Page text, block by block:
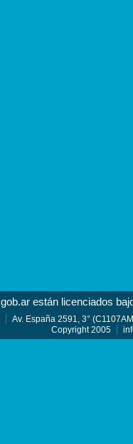
están licenciados
Av. España 2591, 3°
Copyright 2005